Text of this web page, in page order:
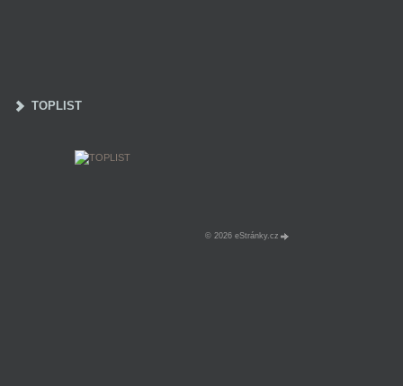
TOPLIST
© 2026 eStránky.cz